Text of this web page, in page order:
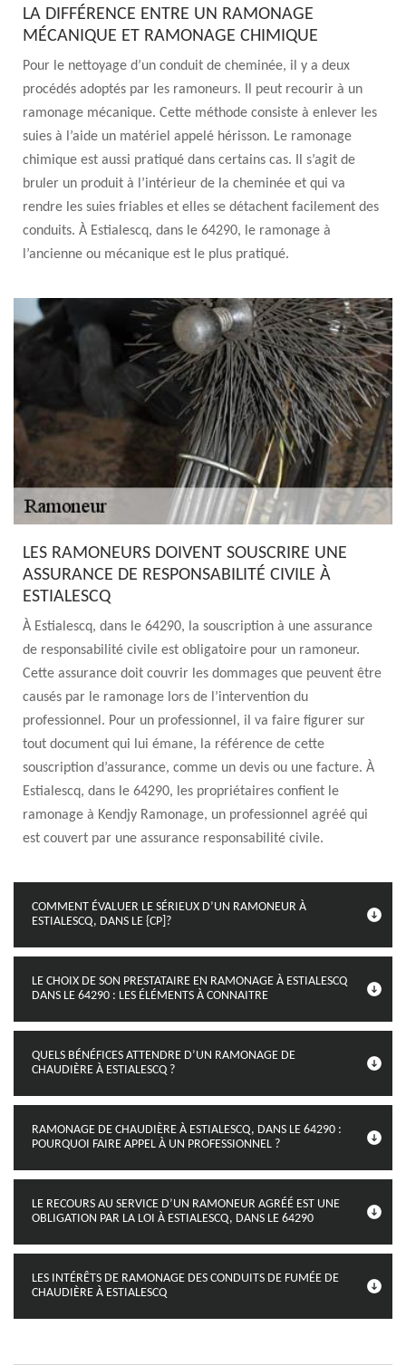
LA DIFFÉRENCE ENTRE UN RAMONAGE
MÉCANIQUE ET RAMONAGE CHIMIQUE
Pour le nettoyage d’un conduit de cheminée, il y a deux
procédés adoptés par les ramoneurs. Il peut recourir à un
ramonage mécanique. Cette méthode consiste à enlever les
suies à l’aide un matériel appelé hérisson. Le ramonage
chimique est aussi pratiqué dans certains cas. Il s’agit de
bruler un produit à l’intérieur de la cheminée et qui va
rendre les suies friables et elles se détachent facilement des
conduits. À Estialescq, dans le 64290, le ramonage à
l’ancienne ou mécanique est le plus pratiqué.
LES RAMONEURS DOIVENT SOUSCRIRE UNE
ASSURANCE DE RESPONSABILITÉ CIVILE À
ESTIALESCQ
À Estialescq, dans le 64290, la souscription à une assurance
de responsabilité civile est obligatoire pour un ramoneur.
Cette assurance doit couvrir les dommages que peuvent être
causés par le ramonage lors de l’intervention du
professionnel. Pour un professionnel, il va faire figurer sur
tout document qui lui émane, la référence de cette
souscription d’assurance, comme un devis ou une facture. À
Estialescq, dans le 64290, les propriétaires confient le
ramonage à Kendjy Ramonage, un professionnel agréé qui
est couvert par une assurance responsabilité civile.
COMMENT ÉVALUER LE SÉRIEUX D’UN RAMONEUR À
ESTIALESCQ, DANS LE {CP]?
LE CHOIX DE SON PRESTATAIRE EN RAMONAGE À ESTIALESCQ
DANS LE 64290 : LES ÉLÉMENTS À CONNAITRE
QUELS BÉNÉFICES ATTENDRE D’UN RAMONAGE DE
CHAUDIÈRE À ESTIALESCQ ?
RAMONAGE DE CHAUDIÈRE À ESTIALESCQ, DANS LE 64290 :
POURQUOI FAIRE APPEL À UN PROFESSIONNEL ?
LE RECOURS AU SERVICE D’UN RAMONEUR AGRÉÉ EST UNE
OBLIGATION PAR LA LOI À ESTIALESCQ, DANS LE 64290
LES INTÉRÊTS DE RAMONAGE DES CONDUITS DE FUMÉE DE
CHAUDIÈRE À ESTIALESCQ